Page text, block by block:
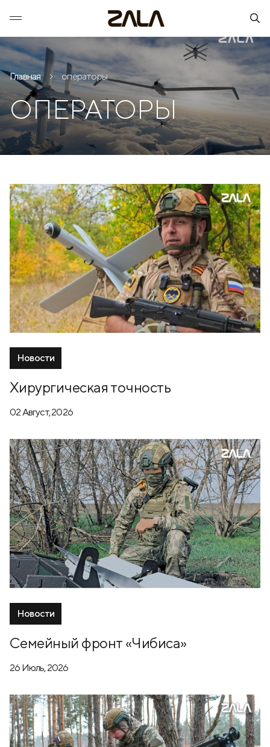
Главная операторы
ОПЕРАТОРЫ
Новости
Хирургическая точность
02 Август, 2026
Новости
Семейный фронт «Чибиса»
26 Июль, 2026